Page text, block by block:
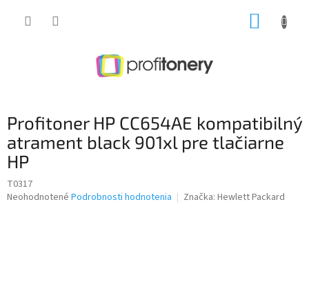
Profitoner HP CC654AE kompatibilný
atrament black 901xl pre tlačiarne
HP
T0317
Priemerné
Neohodnotené Podrobnosti hodnotenia Značka: Hewlett Packard